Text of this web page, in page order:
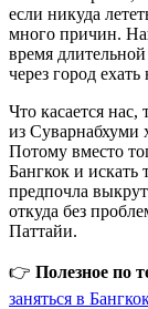
если никуда
много причин.
время
через город ехать
Что касается
из Суварнабхуми
Потому вместо
Бангкок и искать
предпочла
откуда без
Паттайи.
👉 Полезное по
заняться в